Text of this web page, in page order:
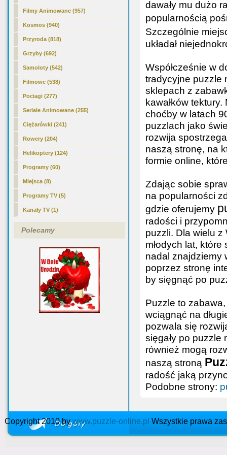
Filmy Animowane (957)
Kosmos (940)
Przyroda (818)
Grzyby (692)
Samoloty (542)
Filmowe (538)
Pociagi (277)
Seriale Animowane (255)
Ciężarówki (241)
Rowery (204)
Helikoptery (124)
Programy (60)
Miejsca (8)
Programy TV (5)
Kanały TV (1)
Polecamy
dawały mu dużo
popularnością
Szczególnie
układał
Współcześnie w
tradycyjne puzzle
sklepach z
kawałków
choćby w latach
puzzlach jako
rozwija
naszą stronę, na
formie online,
Zdając sobie
na popularności
gdzie oferujemy
radości i
puzzli. Dla wielu
młodych lat,
nadal znajdziemy
poprzez stronę
by sięgnąć po
Puzzle to
wciągnąć na
pozwala się
sięgały po
również mogą
naszą stroną
radość jaką
Podobne strony:
Copyright 2010 bywww.puzzle-online.pl Wszystkie prawa